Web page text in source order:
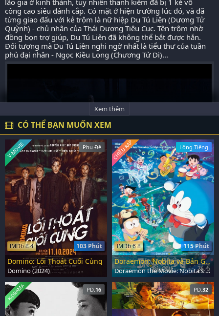
lão gia ở kinh thành, tuy nhiên thanh kiếm đã bị 1 kẻ võ
công cao siêu đánh cắp. Có mặt ở hiện trường lúc đó, và đã
từng giao đấu với kẻ trộm là nữ hiệp Du Tú Liên (Dương Tử
Quỳnh) - chủ nhân của Thái Dương Tiêu Cục. Tên trộm nhờ
đồng bọn trợ giúp, Du Tú Liên đã không thể bắt được hắn.
Đối tượng mà Du Tú Liên nghi ngờ nhất là tiểu thư của tuần
phủ đại nhân - Ngọc Kiều Long (Chương Tử Di)...
Xem thêm
CÓ THỂ BẠN MUỐN XEM
Phụ Đề
103 Phút
IMDb 8.4
V-MOVIE
Domino: Lối Thoát Cuối Cùng
Domino (2024)
Lồng Tiếng
115 Phút
IMDb 6.8
CHIẾU RẠP
Doraemon: Nobita và Bản Giao Hưởng Địa Cầu
Doraemon the Movie: Nobita's Earth Symphony (2024)
PD. 16
K-DRAMA PD. 32